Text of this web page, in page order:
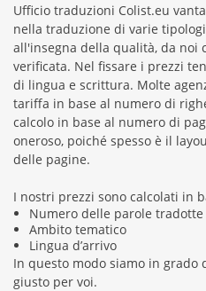
Ufficio traduzioni Colist.eu
nella traduzione di varie
all'insegna della qualità, da noi
verificata. Nel fissare i prezzi
di lingua e scrittura. Molte
tariffa in base al numero di
calcolo in base al numero di
oneroso, poiché spesso è il
delle pagine.
I nostri prezzi sono calcolati in
Numero delle parole tradotte
Ambito tematico
Lingua d’arrivo
In questo modo siamo in
giusto per voi.